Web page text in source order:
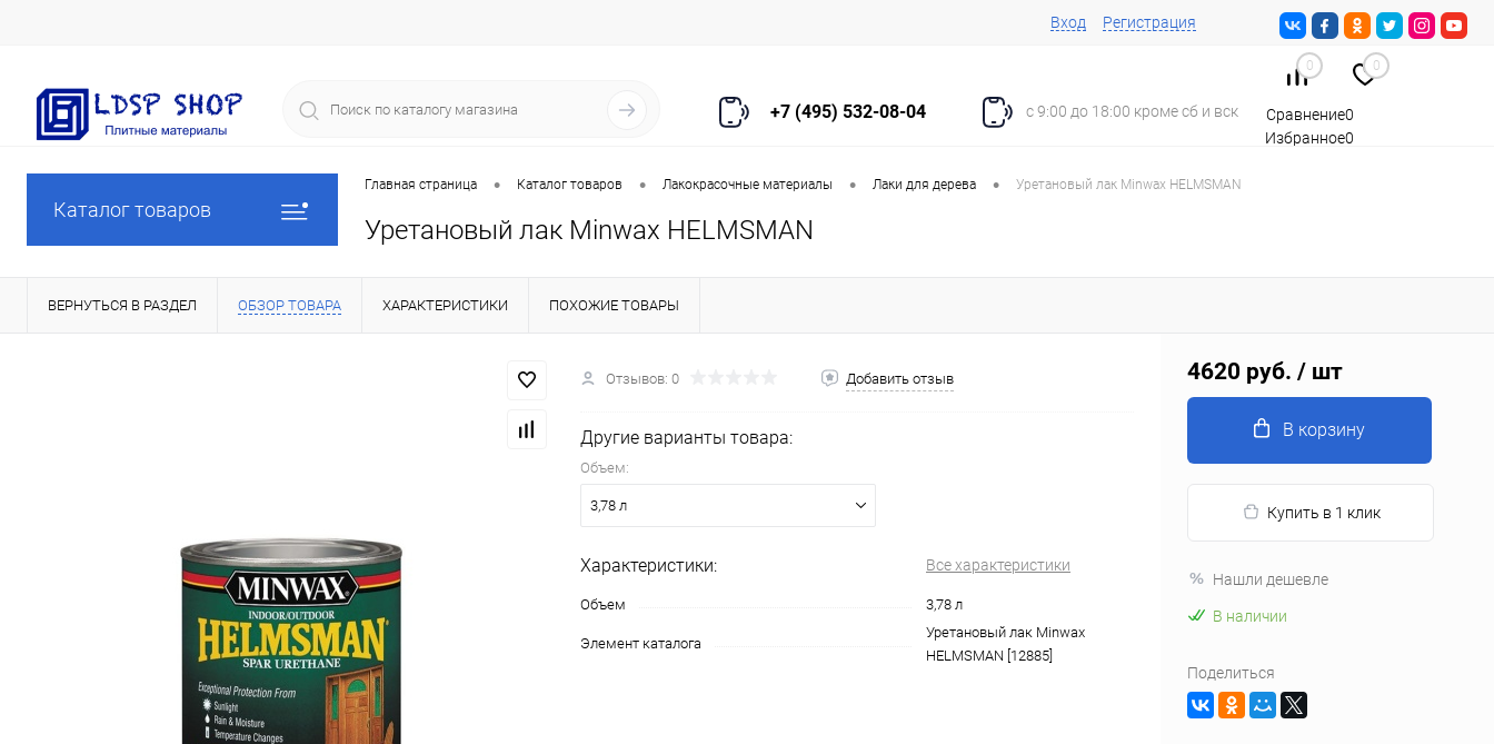
Вход Регистрация
+7 (495) 532-08-04 с 9:00 до 18:00 кроме сб и вск
0 0
Сравнение0
Избранное0
Каталог товаров
Главная страница • Каталог товаров • Лакокрасочные материалы • Лаки для дерева • Уретановый лак Minwax HELMSMAN
Уретановый лак Minwax HELMSMAN
ВЕРНУТЬСЯ В РАЗДЕЛ ОБЗОР ТОВАРА ХАРАКТЕРИСТИКИ ПОХОЖИЕ ТОВАРЫ
Отзывов: 0 Добавить отзыв
Другие варианты товара:
Объем:
3,78 л
Характеристики: Все характеристики
Объем 3,78 л
Элемент каталога
Уретановый лак Minwax
HELMSMAN [12885]
4620 руб. / шт
В корзину
Купить в 1 клик
Нашли дешевле
В наличии
Поделиться